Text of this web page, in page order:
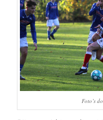
Foto’s